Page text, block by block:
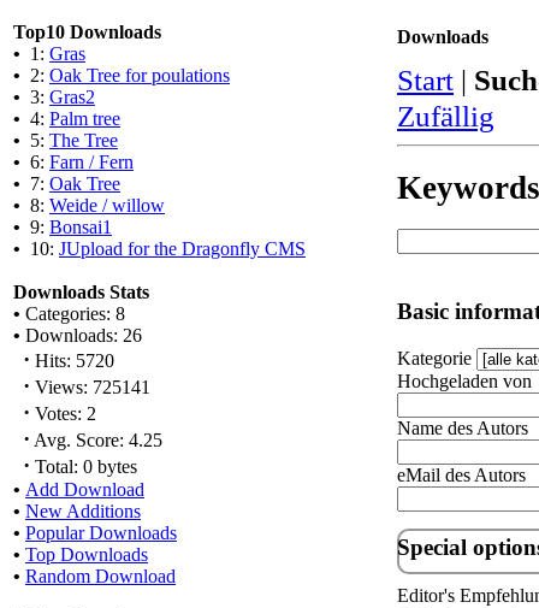
Top10 Downloads
• 1: Gras
• 2: Oak Tree for poulations
• 3: Gras2
• 4: Palm tree
• 5: The Tree
• 6: Farn / Fern
• 7: Oak Tree
• 8: Weide / willow
• 9: Bonsai1
• 10: JUpload for the Dragonfly CMS
Downloads Stats
• Categories: 8
• Downloads: 26
· Hits: 5720
· Views: 725141
· Votes: 2
· Avg. Score: 4.25
· Total: 0 bytes
• Add Download
• New Additions
• Popular Downloads
• Top Downloads
• Random Download
Downloads
Start |
Zufällig
Keywords
Basic
Kategorie
Hochgeladen von
Name des Autors
eMail des Autors
Special
Editor's